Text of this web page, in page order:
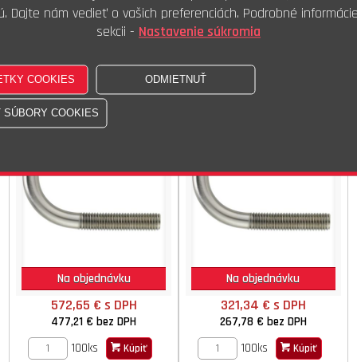
Kúpiť
100ks
228/NW200 M20
DIN 3570A ISO STN
Na objednávku
572,65 € s DPH
477,21 €bez DPH
100ks
Kúpiť
DIN 3570A ISO STN
Na objednávku
321,34 € s DPH
267,78 € bez DPH
100ks
Kúpiť
Dajte nám vedieť o vašich preferenciách. Podrobné
sekcii - Nastavenie súkromia